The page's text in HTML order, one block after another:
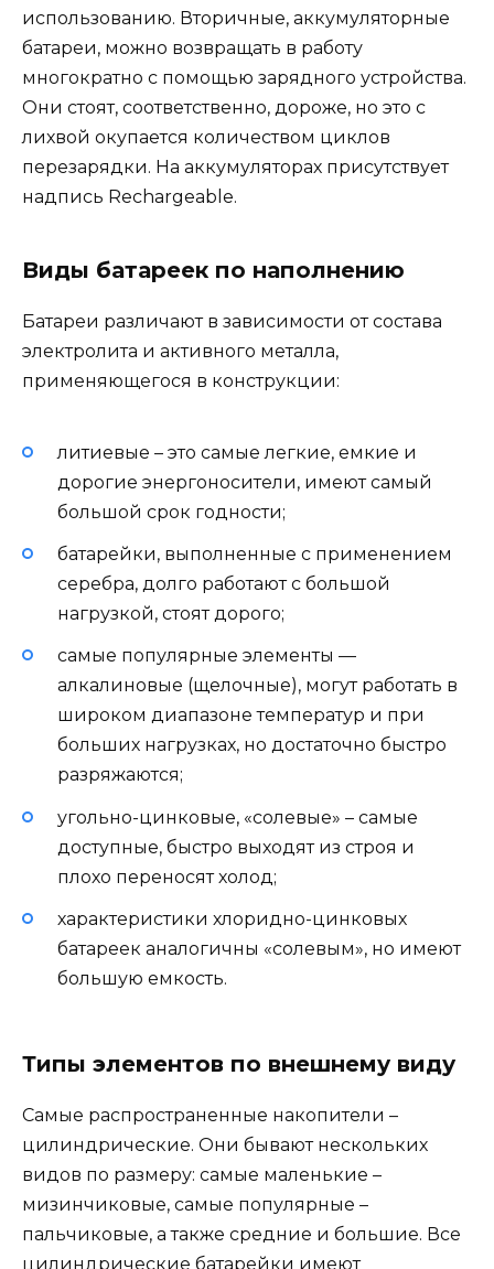
использованию. Вторичные, аккумуляторные
батареи, можно возвращать в работу
многократно с помощью зарядного устройства.
Они стоят, соответственно, дороже, но это с
лихвой окупается количеством циклов
перезарядки. На аккумуляторах присутствует
надпись Rechargeable.
Виды батареек по наполнению
Батареи различают в зависимости от состава
электролита и активного металла,
применяющегося в конструкции:
литиевые – это самые легкие, емкие и
дорогие энергоносители, имеют самый
большой срок годности;
батарейки, выполненные с применением
серебра, долго работают с большой
нагрузкой, стоят дорого;
самые популярные элементы —
алкалиновые (щелочные), могут работать в
широком диапазоне температур и при
больших нагрузках, но достаточно быстро
разряжаются;
угольно-цинковые, «солевые» – самые
доступные, быстро выходят из строя и
плохо переносят холод;
характеристики хлоридно-цинковых
батареек аналогичны «солевым», но имеют
большую емкость.
Типы элементов по внешнему виду
Самые распространенные накопители –
цилиндрические. Они бывают нескольких
видов по размеру: самые маленькие –
мизинчиковые, самые популярные –
пальчиковые, а также средние и большие. Все
цилиндрические батарейки имеют